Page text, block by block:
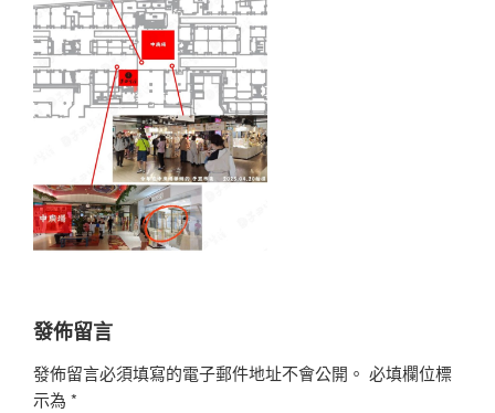
發佈留言
發佈留言必須填寫的電子郵件地址不會公開。 必填欄位標
示為 *